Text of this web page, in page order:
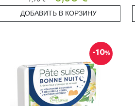
ДОБАВИТЬ В КОРЗИНУ
-10%